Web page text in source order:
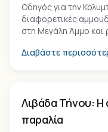
Οδηγός για την
διαφορετικές
στη Μεγάλη Άμμο και
Διαβάστε
Παραλία
Λιβάδα Τήνου: Η
παραλία